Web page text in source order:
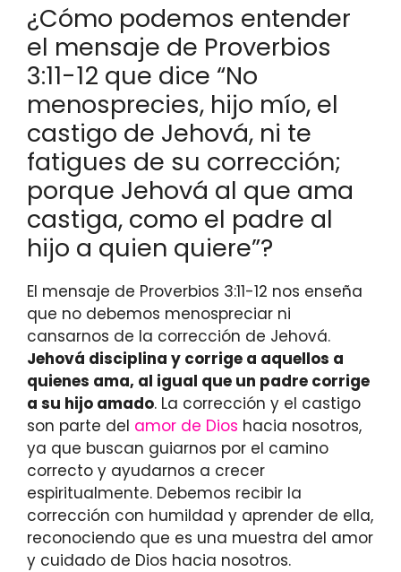
¿Cómo podemos entender
el mensaje de Proverbios
3:11-12 que dice “No
menosprecies, hijo mío, el
castigo de Jehová, ni te
fatigues de su corrección;
porque Jehová al que ama
castiga, como el padre al
hijo a quien quiere”?
El mensaje de Proverbios 3:11-12 nos enseña
que no debemos menospreciar ni
cansarnos de la corrección de Jehová.
Jehová disciplina y corrige a aquellos a
quienes ama, al igual que un padre corrige
a su hijo amado. La corrección y el castigo
son parte del amor de Dios hacia nosotros,
ya que buscan guiarnos por el camino
correcto y ayudarnos a crecer
espiritualmente. Debemos recibir la
corrección con humildad y aprender de ella,
reconociendo que es una muestra del amor
y cuidado de Dios hacia nosotros.